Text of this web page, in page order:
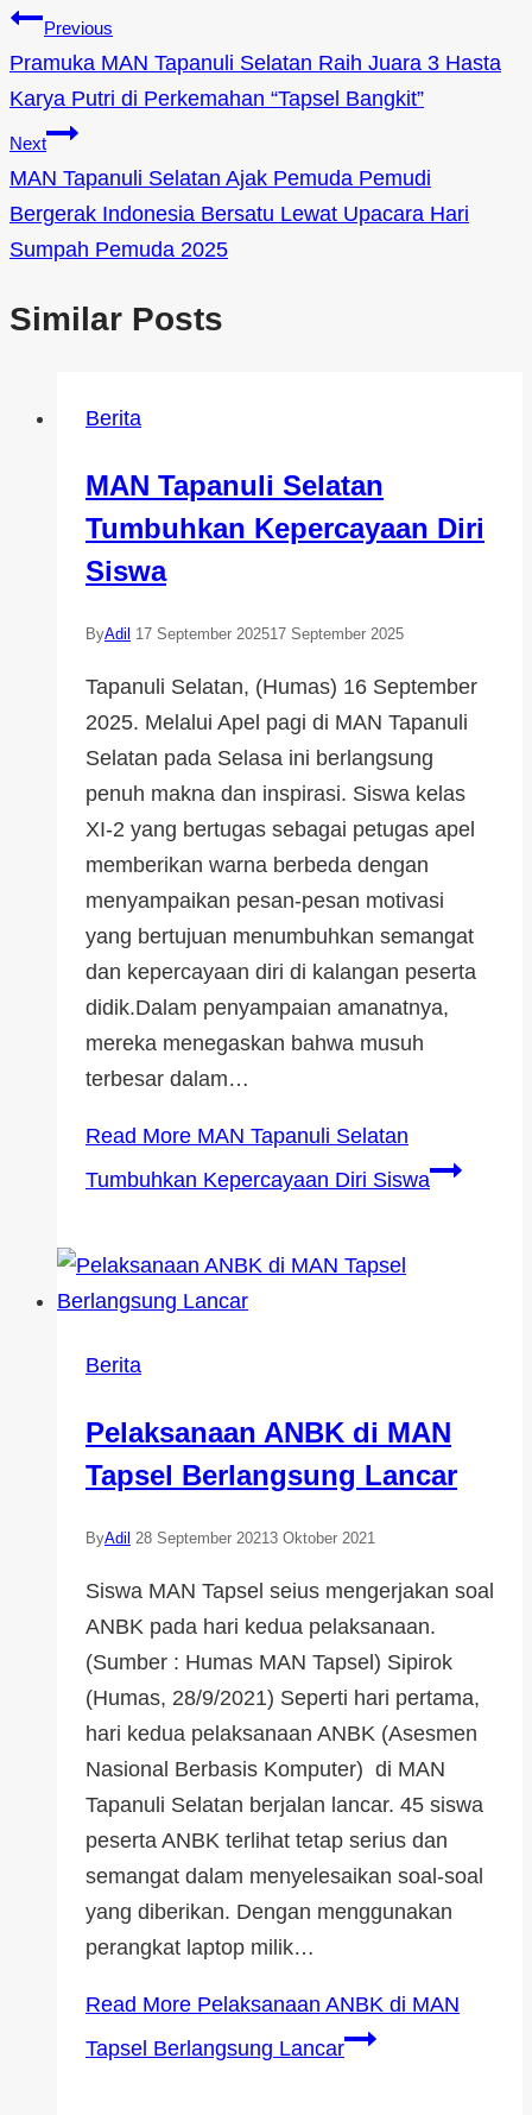
Previous
Pramuka MAN Tapanuli Selatan Raih Juara 3 Hasta
Karya Putri di Perkemahan “Tapsel Bangkit”
Next
MAN Tapanuli Selatan Ajak Pemuda Pemudi
Bergerak Indonesia Bersatu Lewat Upacara Hari
Sumpah Pemuda 2025
Similar Posts
Berita
MAN Tapanuli Selatan
Tumbuhkan Kepercayaan Diri
Siswa
ByAdil 17 September 202517 September 2025
Tapanuli Selatan, (Humas) 16 September
2025. Melalui Apel pagi di MAN Tapanuli
Selatan pada Selasa ini berlangsung
penuh makna dan inspirasi. Siswa kelas
XI-2 yang bertugas sebagai petugas apel
memberikan warna berbeda dengan
menyampaikan pesan-pesan motivasi
yang bertujuan menumbuhkan semangat
dan kepercayaan diri di kalangan peserta
didik.Dalam penyampaian amanatnya,
mereka menegaskan bahwa musuh
terbesar dalam…
Read More MAN Tapanuli Selatan
Tumbuhkan Kepercayaan Diri Siswa
Berita
Pelaksanaan ANBK di MAN
Tapsel Berlangsung Lancar
ByAdil 28 September 20213 Oktober 2021
Siswa MAN Tapsel seius mengerjakan soal
ANBK pada hari kedua pelaksanaan.
(Sumber : Humas MAN Tapsel) Sipirok
(Humas, 28/9/2021) Seperti hari pertama,
hari kedua pelaksanaan ANBK (Asesmen
Nasional Berbasis Komputer) di MAN
Tapanuli Selatan berjalan lancar. 45 siswa
peserta ANBK terlihat tetap serius dan
semangat dalam menyelesaikan soal-soal
yang diberikan. Dengan menggunakan
perangkat laptop milik…
Read More Pelaksanaan ANBK di MAN
Tapsel Berlangsung Lancar